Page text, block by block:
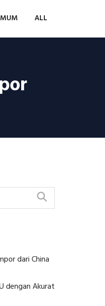
ALL
dari China
dengan Akurat